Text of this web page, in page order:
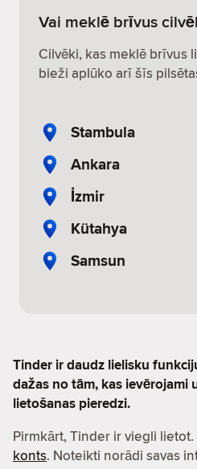
Vai meklē brīvus
Cilvēki, kas meklē brīvus
bieži aplūko arī šīs
Stambula
Ankara
İzmir
Kütahya
Samsun
Tinder ir daudz lielisku
dažas no tām, kas ievērojami
lietošanas pieredzi.
Pirmkārt, Tinder ir viegli
konts. Noteikti norādi savas